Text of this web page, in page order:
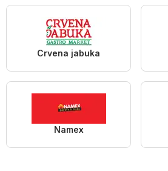
Crvena jabuka
Namex